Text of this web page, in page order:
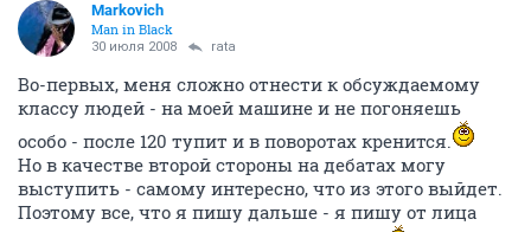
Markovich
Man in Black
30 июля 2008 rata
Во-первых, меня сложно отнести к обсуждаемому
классу людей - на моей машине и не погоняешь
особо - после 120 тупит и в поворотах кренится.
Но в качестве второй стороны на дебатах могу
выступить - самому интересно, что из этого выйдет.
Поэтому все, что я пишу дальше - я пишу от лица